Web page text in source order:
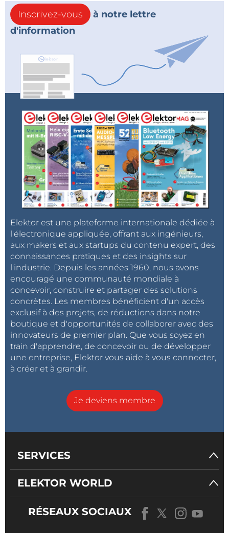
Inscrivez-vous
à notre lettre
d'information
Elektor est une plateforme internationale dédiée à
l'électronique appliquée, offrant aux ingénieurs,
aux makers et aux startups du contenu expert, des
connaissances pratiques et des insights sur
l'industrie. Depuis les années 1960, nous avons
encouragé une communauté mondiale à
concevoir, construire et partager des solutions
concrètes. Les membres bénéficient d'un accès
exclusif à des projets, de réductions dans notre
boutique et d'opportunités de collaborer avec des
innovateurs de premier plan. Que vous soyez en
train d'apprendre, de concevoir ou de développer
une entreprise, Elektor vous aide à vous connecter,
à créer et à grandir.
Je deviens membre
SERVICES
ELEKTOR WORLD
RÉSEAUX SOCIAUX